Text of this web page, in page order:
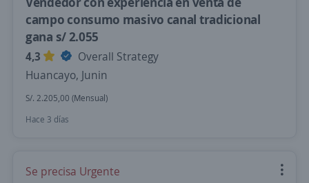
campo consumo masivo canal tradicional
gana s/ 2.055
4,3
Overall Strategy
Huancayo, Junin
S/. 2.205,00 (Mensual)
Hace 3 días
Se precisa Urgente